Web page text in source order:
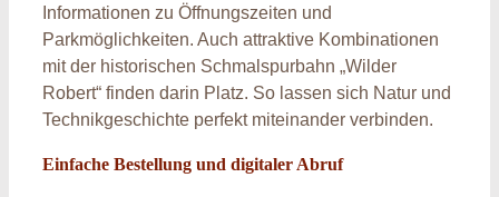
Informationen zu Öffnungszeiten und
Parkmöglichkeiten. Auch attraktive Kombinationen
mit der historischen Schmalspurbahn „Wilder
Robert“ finden darin Platz. So lassen sich Natur und
Technikgeschichte perfekt miteinander verbinden.
Einfache Bestellung und digitaler Abruf